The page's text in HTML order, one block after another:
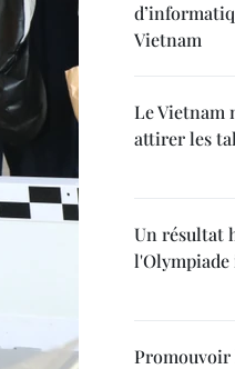
Vietnam
Le Vietnam
attirer les
Un résultat
Promouvoir